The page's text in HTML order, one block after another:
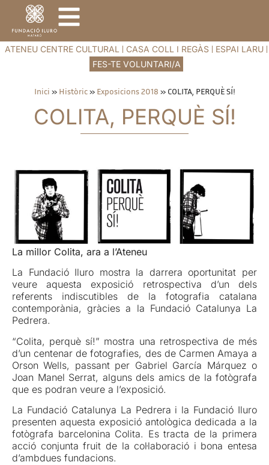
ATENEU CENTRE CULTURAL CASA COLL I REGÀS
ESPAI LARU
FES-TE VOLUNTARI/A
Inici » Històric» Exposicions 2018 » COLITA, PERQUÈ SÍ!
COLITA, PERQUÈ SÍ!
La millor Colita, ara a l’Ateneu
La Fundació Iluro mostra la darrera oportunitat per
veure aquesta exposició retrospectiva d’un dels
referents indiscutibles de la fotografia catalana
contemporània, gràcies a la Fundació Catalunya La
Pedrera.
“Colita, perquè sí!” mostra una retrospectiva de més
d’un centenar de fotografies, des de Carmen Amaya a
Orson Wells, passant per Gabriel García Márquez o
Joan Manel Serrat, alguns dels amics de la fotògrafa
que es podran veure a l’exposició.
La Fundació Catalunya La Pedrera i la Fundació Iluro
presenten aquesta exposició antològica dedicada a la
fotògrafa barcelonina Colita. Es tracta de la primera
acció conjunta fruit de la col·laboració i bona entesa
d’ambdues fundacions.